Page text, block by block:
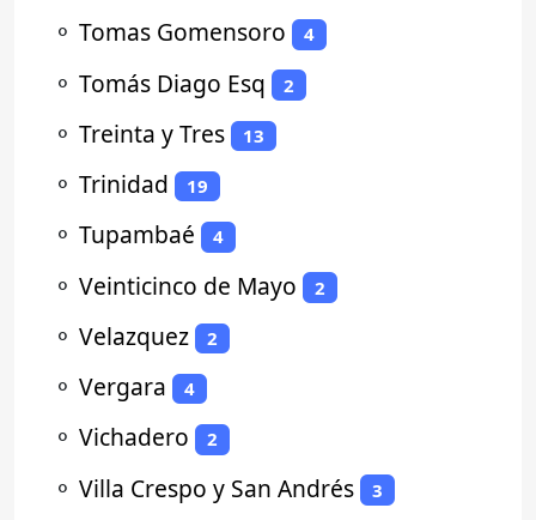
⚬ Tomas Gomensoro 4
⚬ Tomás Diago Esq 2
⚬ Treinta y Tres 13
⚬ Trinidad 19
⚬ Tupambaé 4
⚬ Veinticinco de Mayo 2
⚬ Velazquez 2
⚬ Vergara 4
⚬ Vichadero 2
⚬ Villa Crespo y San Andrés 3